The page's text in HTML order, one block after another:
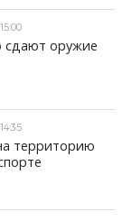
сдают оружие
территорию